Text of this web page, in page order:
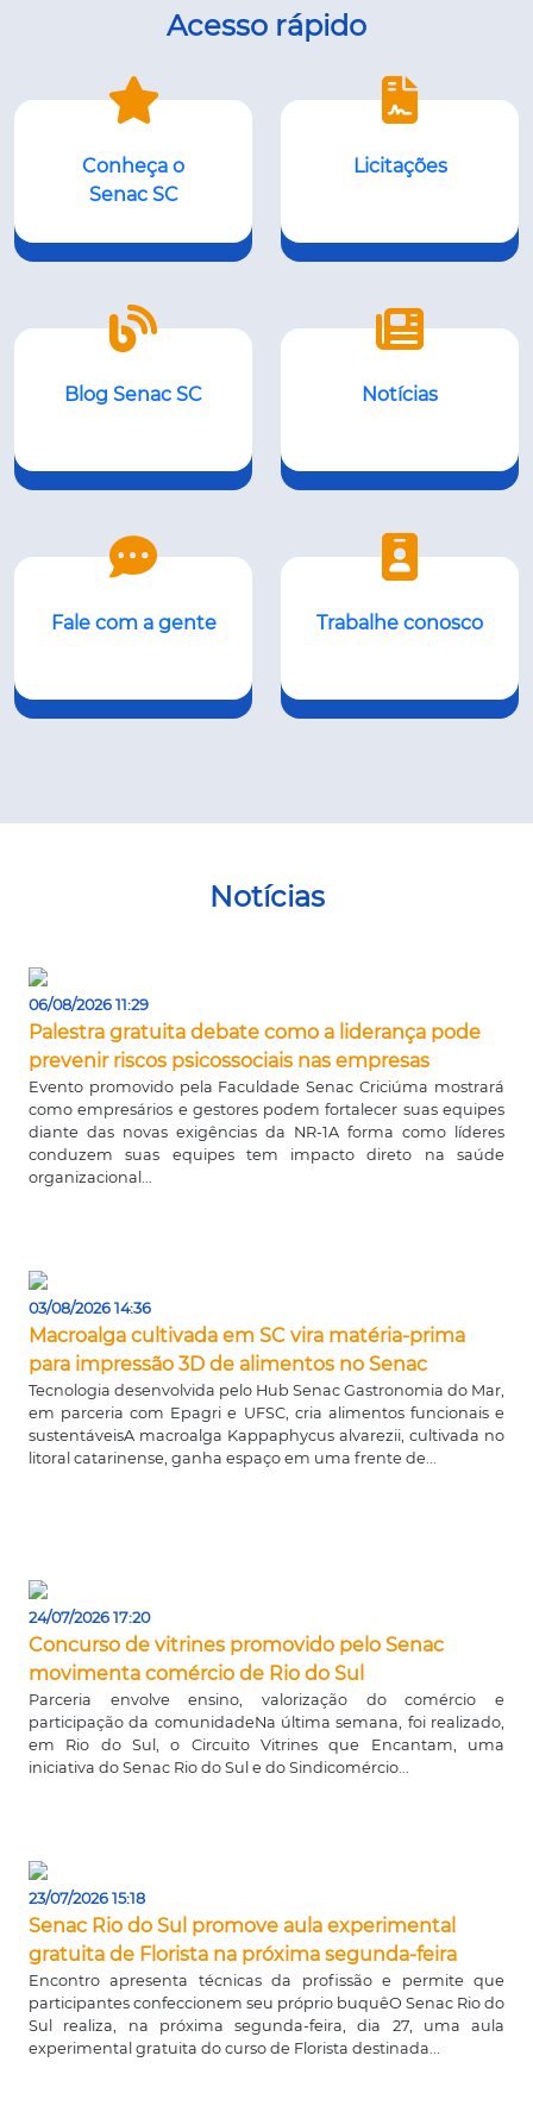
Acesso rápido
Conheça o
Senac SC
Licitações
Blog Senac SC Notícias
Fale com a gente Trabalhe conosco
Notícias
06/08/2026 11:29
Palestra gratuita debate como a liderança pode
prevenir riscos psicossociais nas empresas
Evento promovido pela Faculdade Senac Criciúma mostrará
como empresários e gestores podem fortalecer suas equipes
diante das novas exigências da NR-1A forma como líderes
conduzem suas equipes tem impacto direto na saúde
organizacional...
03/08/2026 14:36
Macroalga cultivada em SC vira matéria-prima
para impressão 3D de alimentos no Senac
Tecnologia desenvolvida pelo Hub Senac Gastronomia do Mar,
em parceria com Epagri e UFSC, cria alimentos funcionais e
sustentáveisA macroalga Kappaphycus alvarezii, cultivada no
litoral catarinense, ganha espaço em uma frente de...
24/07/2026 17:20
Concurso de vitrines promovido pelo Senac
movimenta comércio de Rio do Sul
Parceria envolve ensino, valorização do comércio e
participação da comunidadeNa última semana, foi realizado,
em Rio do Sul, o Circuito Vitrines que Encantam, uma
iniciativa do Senac Rio do Sul e do Sindicomércio...
23/07/2026 15:18
Senac Rio do Sul promove aula experimental
gratuita de Florista na próxima segunda-feira
Encontro apresenta técnicas da profissão e permite que
participantes confeccionem seu próprio buquêO Senac Rio do
Sul realiza, na próxima segunda-feira, dia 27, uma aula
experimental gratuita do curso de Florista destinada...